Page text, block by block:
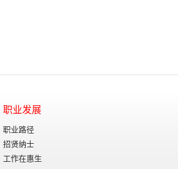
职业发展
职业路径
招贤纳士
工作在惠生